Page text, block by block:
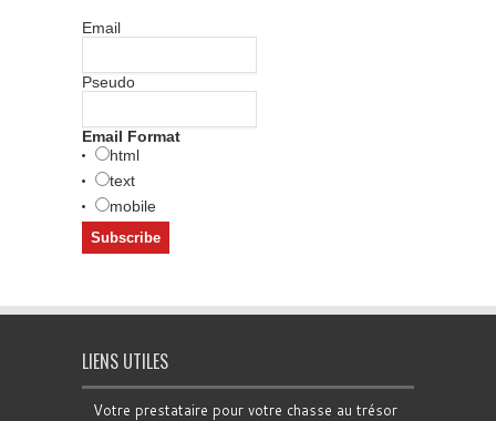
Email
Pseudo
Email Format
html
text
mobile
LIENS UTILES
Votre prestataire pour votre chasse au trésor